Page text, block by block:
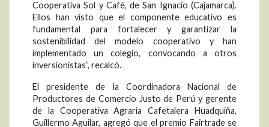
Cooperativa Sol y Café, de San Ignacio (Cajamarca).
Ellos han visto que el componente educativo es
fundamental para fortalecer y garantizar la
sostenibilidad del modelo cooperativo y han
implementado un colegio, convocando a otros
inversionistas”, recalcó.
El presidente de la Coordinadora Nacional de
Productores de Comercio Justo de Perú y gerente
de la Cooperativa Agraria Cafetalera Huadquiña,
Guillermo Aguilar, agregó que el premio Fairtrade se